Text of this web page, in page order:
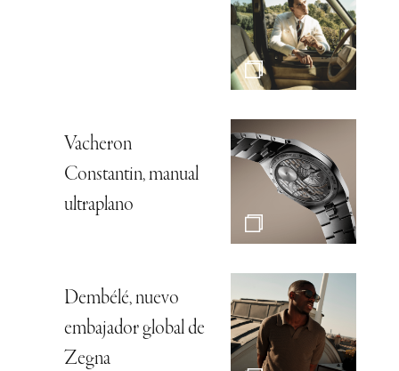
Vacheron
Constantin, manual
ultraplano
Dembélé, nuevo
embajador global de
Zegna